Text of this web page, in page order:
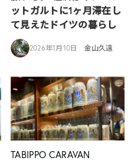
ットガルトに1ヶ月滞在し
て見えたドイツの暮らし
2026年1月10日 金山久遠
TABIPPO CARAVAN